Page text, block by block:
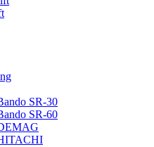
SR-30
SR-60